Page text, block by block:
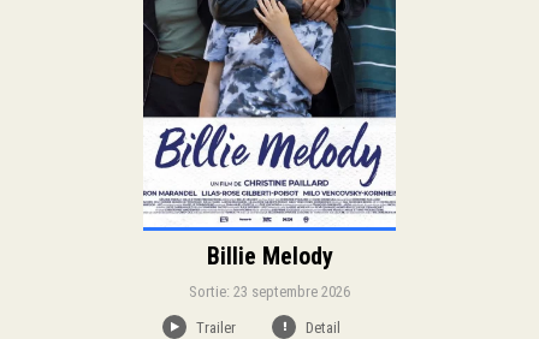
Billie Melody
Sortie: 23 septembre 2026
Trailer
Detail